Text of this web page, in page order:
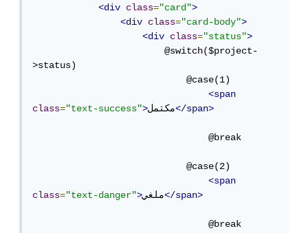
<div
class="card">
<div
class="card-body">
<div
class="status">
                        @switch($project-
>status)
                            @case(1)
<span
class="text-success">مكتمل</span>
                                @break
                            @case(2)
<span
class="text-danger">ملغي</span>
                                @break